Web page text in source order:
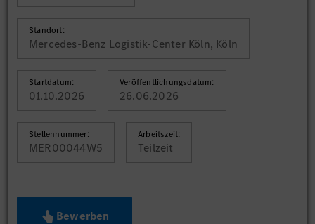
Standort:
Mercedes-Benz Logistik-Center Köln, Köln
Startdatum:
01.10.2026
Veröffentlichungsdatum:
26.06.2026
Stellennummer:
MER00044W5
Arbeitszeit:
Teilzeit
Bewerben